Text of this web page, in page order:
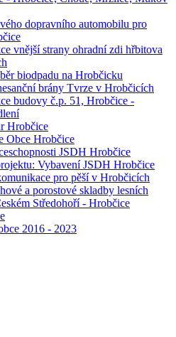
dopravního automobilu pro
vnější strany ohradní zdi hřbitova
biodpadu na Hrobčicku
brány Tvrze v Hrobčicích
budovy č.p. 51, Hrobčice -
Hrobčice
Obce Hrobčice
JSDH Hrobčice
Vybavení JSDH Hrobčice
pro pěší v Hrobčicích
a porostové skladby lesních
Středohoří - Hrobčice
2016 - 2023